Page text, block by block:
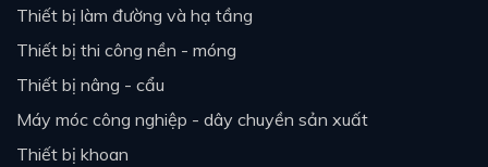
thiết bị làm đường và hạ tầng
thiết bị thi công nền - móng
thiết bị nâng - cẩu
máy móc công nghiệp - dây chuyền sản xuất
thiết bị khoan